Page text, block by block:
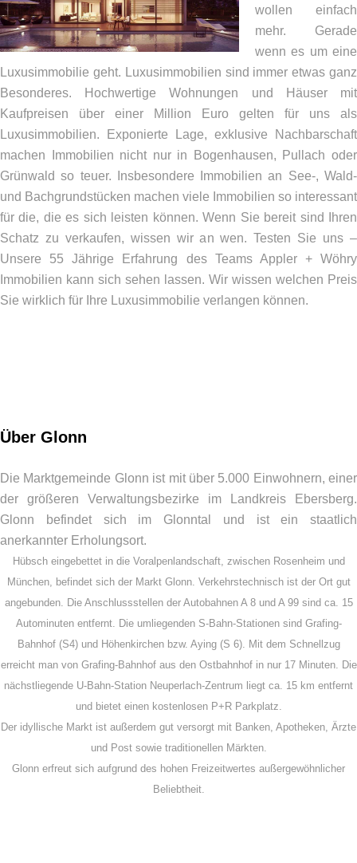
wollen einfach
mehr. Gerade
wenn es um eine
Luxusimmobilie geht. Luxusimmobilien sind immer etwas ganz
Besonderes. Hochwertige Wohnungen und Häuser mit
Kaufpreisen über einer Million Euro gelten für uns als
Luxusimmobilien. Exponierte Lage, exklusive Nachbarschaft
machen Immobilien nicht nur in Bogenhausen, Pullach oder
Grünwald so teuer. Insbesondere Immobilien an See-, Wald-
und Bachgrundstücken machen viele Immobilien so interessant
für die, die es sich leisten können. Wenn Sie bereit sind Ihren
Schatz zu verkaufen, wissen wir an wen. Testen Sie uns –
Unsere 55 Jährige Erfahrung des Teams Appler + Wöhry
Immobilien kann sich sehen lassen. Wir wissen welchen Preis
Sie wirklich für Ihre Luxusimmobilie verlangen können.
Über Glonn
Die Marktgemeinde Glonn ist mit über 5.000 Einwohnern, einer
der größeren Verwaltungsbezirke im Landkreis Ebersberg.
Glonn befindet sich im Glonntal und ist ein staatlich
anerkannter Erholungsort.
Hübsch eingebettet in die Voralpenlandschaft, zwischen Rosenheim und
München, befindet sich der Markt Glonn. Verkehrstechnisch ist der Ort gut
angebunden. Die Anschlussstellen der Autobahnen A 8 und A 99 sind ca. 15
Autominuten entfernt. Die umliegenden S-Bahn-Stationen sind Grafing-
Bahnhof (S4) und Höhenkirchen bzw. Aying (S 6). Mit dem Schnellzug
erreicht man von Grafing-Bahnhof aus den Ostbahnhof in nur 17 Minuten. Die
nächstliegende U-Bahn-Station Neuperlach-Zentrum liegt ca. 15 km entfernt
und bietet einen kostenlosen P+R Parkplatz.
Der idyllische Markt ist außerdem gut versorgt mit Banken, Apotheken, Ärzte
und Post sowie traditionellen Märkten.
Glonn erfreut sich aufgrund des hohen Freizeitwertes außergewöhnlicher
Beliebtheit.